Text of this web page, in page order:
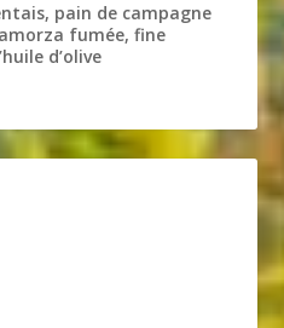
pain de campagne
fumée, fine
d’olive